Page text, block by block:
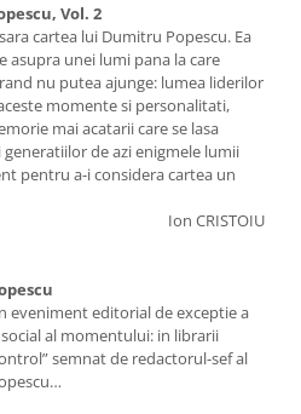
Vol. 2
cartea lui Dumitru Popescu. Ea
asupra unei lumi pana la care
nu putea ajunge: lumea liderilor
momente si personalitati,
mai acatarii care se lasa
de azi enigmele lumii
pentru a-i considera cartea un
Ion CRISTOIU
eveniment editorial de exceptie a
al momentului: in librarii
semnat de redactorul-sef al